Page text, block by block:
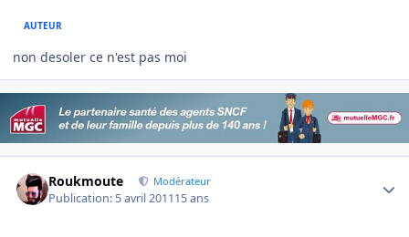
AUTEUR
non desoler ce n'est pas moi
Roukmoute Modérateur
Publication: 5 avril 201115 ans